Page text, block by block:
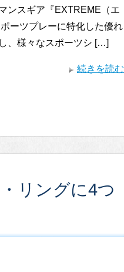
ンスギア『EXTREME（エ
ーツプレーに特化した優れ
、様々なスポーツシ […]
続きを読む
リングに4つ